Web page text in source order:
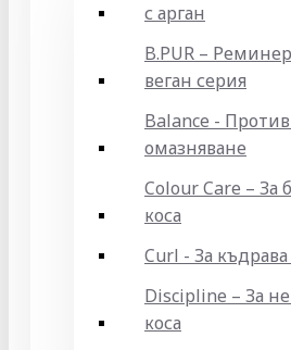
с арган
B.PUR –
веган серия
Balance -
омазняване
Colour Care – За
коса
Curl - За къдрава
Discipline – За
коса